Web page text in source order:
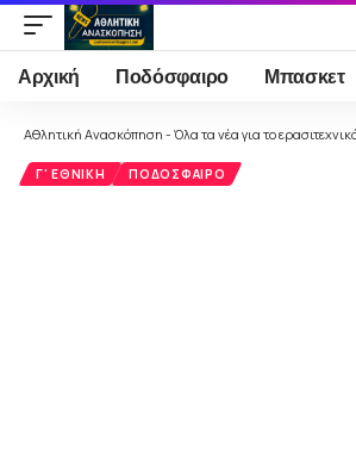
Αρχική Ποδόσφαιρο Μπασκετ
Αθλητική Ανασκόπηση - Όλα τα νέα για το
Γ' ΕΘΝΙΚΉ ΠΟΔΌΣΦΑΙΡΟ